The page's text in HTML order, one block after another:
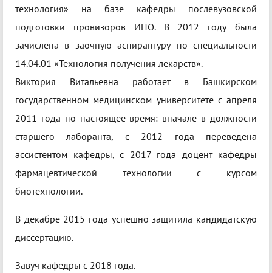
технология» на базе кафедры послевузовской
подготовки провизоров ИПО. В 2012 году была
зачислена в заочную аспирантуру по специальности
14.04.01 «Технология получения лекарств».
Виктория Витальевна работает в Башкирском
государственном медицинском университете с апреля
2011 года по настоящее время: вначале в должности
старшего лаборанта, с 2012 года переведена
ассистентом кафедры, с 2017 года доцент кафедры
фармацевтической технологии с курсом
биотехнологии.
В декабре 2015 года успешно защитила кандидатскую
диссертацию.
Завуч кафедры с 2018 года.